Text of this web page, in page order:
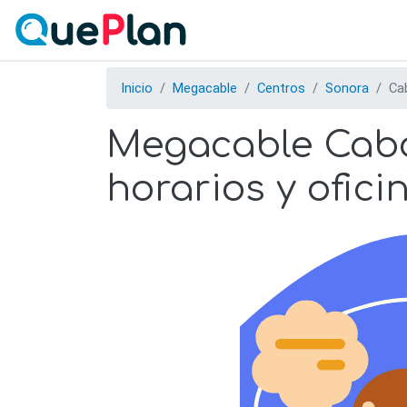
Inicio Megacable Centros Sonora
Megacable
horarios y